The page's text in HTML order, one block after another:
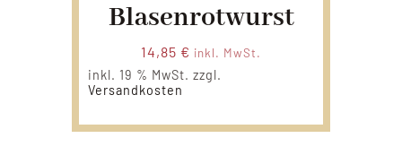
Blasenrotwurst
14,85 € inkl. MwSt.
inkl. 19 % MwSt. zzgl.
Versandkosten